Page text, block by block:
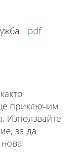
- pdf
приключим
Използвайте
за да